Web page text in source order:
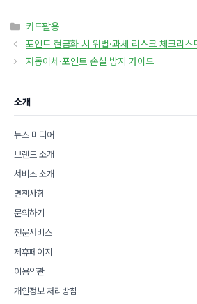
카
테
리
카드활용
포인트 현금화 시 위법·과세 리스크 체크리스
자동이체·포인트 손실 방지 가이드
소개
뉴스 미디어
브랜드 소개
서비스 소개
면책사항
문의하기
전문서비스
제휴페이지
이용약관
개인정보 처리방침